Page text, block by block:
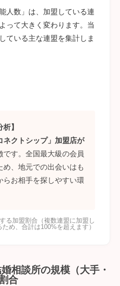
人数」は、加盟している連
って大きく変わります。当
ている主な連盟を集計しま
】
ネクトシップ」加盟店が
です。全国最大級の会員
め、地元での出会いはも
らお相手を探しやすい環
る加盟割合（複数連盟に加盟し
め、合計は100%を超えます）
相談所の規模（大手・
合